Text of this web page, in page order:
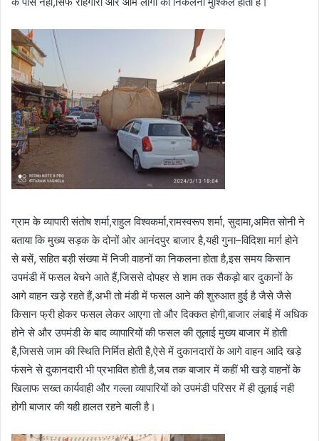
ग्राम के व्यापारी संतोष शर्मा,राहुल विश्वकर्मा,रामस्वरूप शर्मा, सुदामा,अमित सोनी ने
बताया कि मुख्य सड़क के दोनों ओर आनंदपुर बाजार है,यही गुना–विदिशा मार्ग होने
से बसें, सहित बड़ी संख्या में निजी वाहनों का निकलना होता है,इस समय किसान
उपमंडी में फसल बेचने आते हैं,जिससे दोपहर से शाम तक सैकड़ो बार दुकानों के
आगे वाहन खड़े रहते हैं,अभी तो मंडी में फसल आने की शुरुआत हुई है जैसे जैसे
किसान फ्री होकर फसल लेकर आएगा तो और दिक्कत होगी,बाजार लंबाई में अधिक
होने से और उपमंडी के बाद व्यापारियों की फसल की तूलाई मुख्य बाजार में होती
है,जिससे जाम की स्थिति निर्मित होती है,ऐसे में दुकानदारों के आगे वाहन आदि खड़े
फंसने से दुकानदारी भी प्रभावित होती है,जब तक बाजार में कहीं भी खड़े वाहनों के
खिलाफ सख्त कार्यवाही और गल्ला व्यापारियों को उपमंडी परिसर में ही तूलाई नही
होगी बाजार की यही हालत रहने बाली है।